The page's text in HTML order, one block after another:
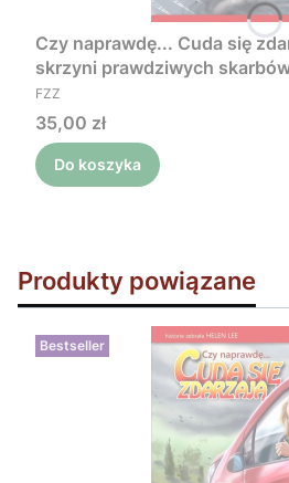
Czy naprawdę... Cuda się
skrzyni prawdziwych
PRODUCENT
FZZ
Cena
35,00 zł
Do koszyka
Produkty powiązane
Bestseller